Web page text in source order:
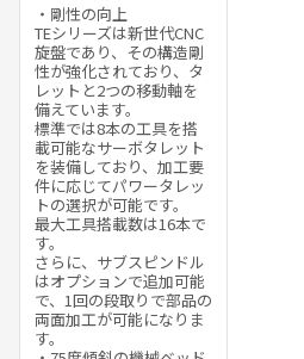
・剛性の向上
TEシリーズは新世代CNC
旋盤であり、その構造剛
性が強化されており、タ
レットと2つの移動軸を
備えています。
標準では8本の工具を搭
載可能なサーボタレット
を装備しており、加工要
件に応じてパワータレッ
トの選択が可能です。
最大工具搭載数は16本で
す。
さらに、サブスピンドル
はオプションで追加可能
で、1回の段取りで部品の
両面加工が可能になりま
す。